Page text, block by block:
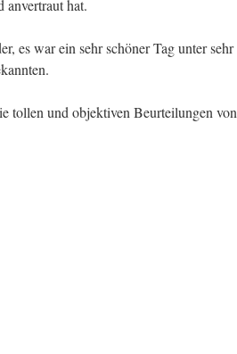
anvertraut hat.
es war ein sehr schöner Tag unter sehr
tollen und objektiven Beurteilungen von